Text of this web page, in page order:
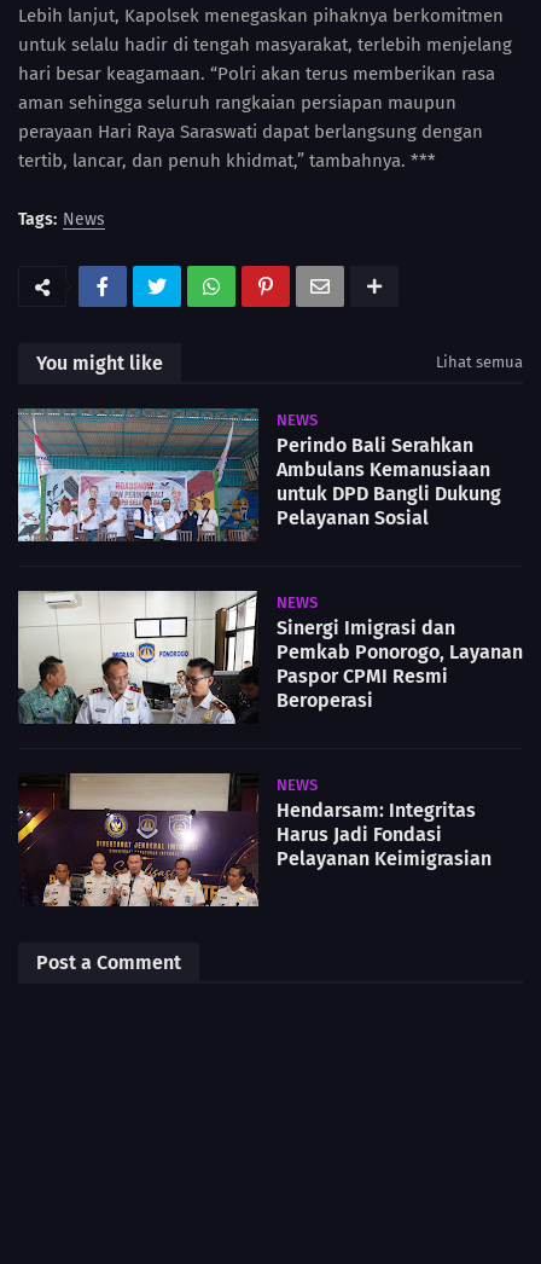
Lebih lanjut, Kapolsek menegaskan pihaknya berkomitmen
untuk selalu hadir di tengah masyarakat, terlebih menjelang
hari besar keagamaan. “Polri akan terus memberikan rasa
aman sehingga seluruh rangkaian persiapan maupun
perayaan Hari Raya Saraswati dapat berlangsung dengan
tertib, lancar, dan penuh khidmat,” tambahnya. ***
Tags: News
You might like Lihat semua
NEWS
Perindo Bali Serahkan
Ambulans Kemanusiaan
untuk DPD Bangli Dukung
Pelayanan Sosial
NEWS
Sinergi Imigrasi dan
Pemkab Ponorogo, Layanan
Paspor CPMI Resmi
Beroperasi
NEWS
Hendarsam: Integritas
Harus Jadi Fondasi
Pelayanan Keimigrasian
Post a Comment